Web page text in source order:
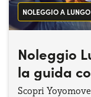
NOLEGGIO A
Noleggio
la guida
Scopri